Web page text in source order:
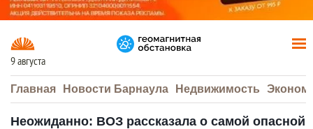
9 августа
Главная Новости Барнаула Недвижимость
Неожиданно: ВОЗ рассказала о самой опасной